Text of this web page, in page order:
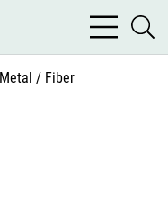
bars
light
/ Fiber